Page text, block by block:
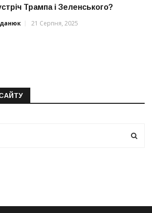
Трампа і Зеленського?
21 Серпня, 2025